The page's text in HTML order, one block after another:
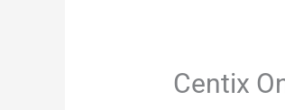
Centix